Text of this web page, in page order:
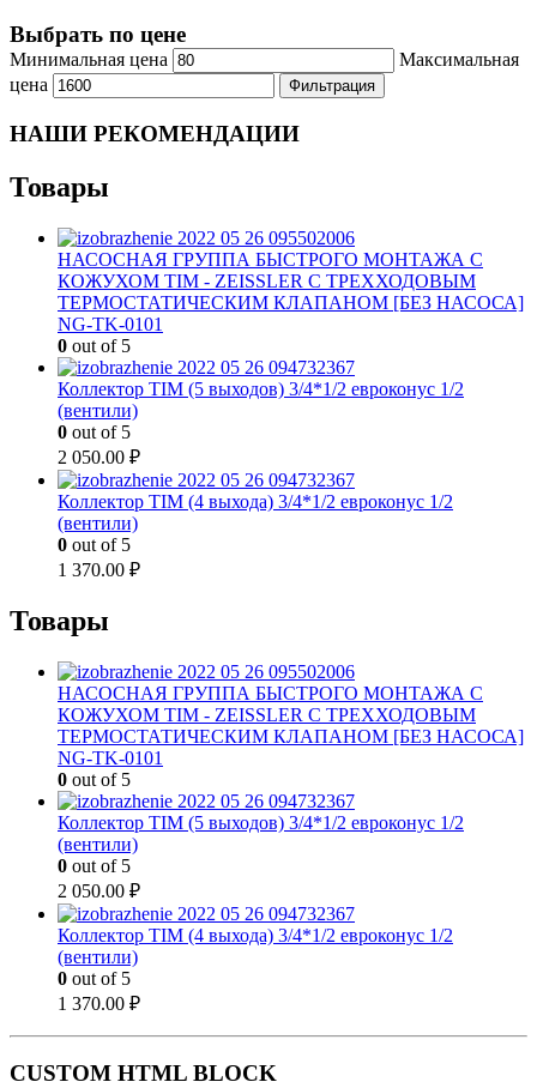
Выбрать по цене
Минимальная цена
Максимальная
цена
Фильтрация
НАШИ РЕКОМЕНДАЦИИ
Товары
НАСОСНАЯ ГРУППА БЫСТРОГО МОНТАЖА С
КОЖУХОМ TIM - ZEISSLER С ТРЕХХОДОВЫМ
ТЕРМОСТАТИЧЕСКИМ КЛАПАНОМ [БЕЗ НАСОСА]
NG-TK-0101
0 out of 5
Коллектор TIM (5 выходов) 3/4*1/2 евроконус 1/2
(вентили)
0 out of 5
2 050.00 ₽
Коллектор TIM (4 выхода) 3/4*1/2 евроконус 1/2
(вентили)
0 out of 5
1 370.00 ₽
Товары
НАСОСНАЯ ГРУППА БЫСТРОГО МОНТАЖА С
КОЖУХОМ TIM - ZEISSLER С ТРЕХХОДОВЫМ
ТЕРМОСТАТИЧЕСКИМ КЛАПАНОМ [БЕЗ НАСОСА]
NG-TK-0101
0 out of 5
Коллектор TIM (5 выходов) 3/4*1/2 евроконус 1/2
(вентили)
0 out of 5
2 050.00 ₽
Коллектор TIM (4 выхода) 3/4*1/2 евроконус 1/2
(вентили)
0 out of 5
1 370.00 ₽
CUSTOM HTML BLOCK